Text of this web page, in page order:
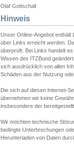
Olaf Gottschall
Hinweis
Unser Online-Angebot enthält
über Links erreicht werden.
überprüft. Bei Links handelt
Wissen des ITZBund
sich ausdrücklich von allen
Schäden aus der Nutzung
Die sich auf diesen Internet-
übernehmen wir keine
insbesondere der
Wir möchten technische
bedingte Unterbrechungen
Herunterladen von Daten